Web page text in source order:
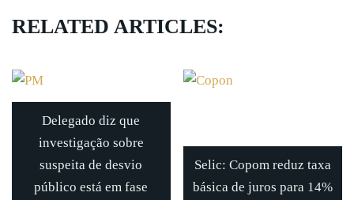
RELATED ARTICLES:
Delegado diz que
investigação sobre
suspeita de desvio
público está em fase
Selic: Copom reduz taxa
básica de juros para 14%